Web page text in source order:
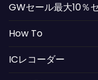
GWセール最大10％
How To
ICレコーダー